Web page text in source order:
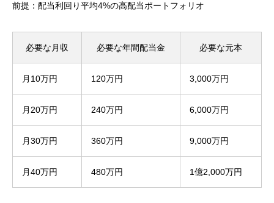
前提：配当利回り平均4%の高配当ポートフォリオ
必要な月収 必要な年間配当金 必要な元本
月10万円 120万円 3,000万円
月20万円 240万円 6,000万円
月30万円 360万円 9,000万円
月40万円 480万円 1億2,000万円